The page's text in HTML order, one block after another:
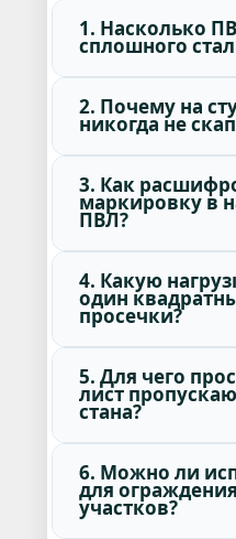
1. Насколько
сплошного
2. Почему на
никогда не
3. Как
маркировку в
ПВЛ?
4. Какую
один
просечки?
5. Для чего
лист
стана?
6. Можно ли
для
участков?